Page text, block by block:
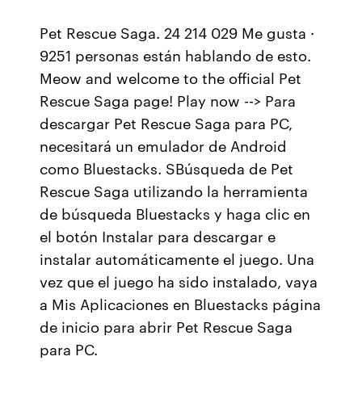
Pet Rescue Saga. 24 214 029 Me gusta ·
9251 personas están hablando de esto.
Meow and welcome to the official Pet
Rescue Saga page! Play now --> Para
descargar Pet Rescue Saga para PC,
necesitará un emulador de Android
como Bluestacks. SBúsqueda de Pet
Rescue Saga utilizando la herramienta
de búsqueda Bluestacks y haga clic en
el botón Instalar para descargar e
instalar automáticamente el juego. Una
vez que el juego ha sido instalado, vaya
a Mis Aplicaciones en Bluestacks página
de inicio para abrir Pet Rescue Saga
para PC.